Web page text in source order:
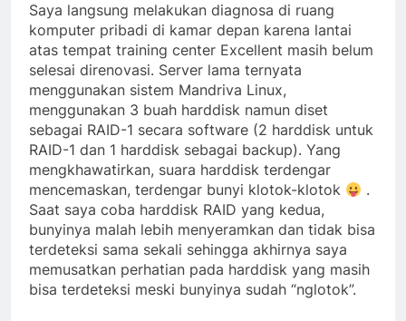
Saya langsung melakukan diagnosa di ruang
komputer pribadi di kamar depan karena lantai
atas tempat training center Excellent masih belum
selesai direnovasi. Server lama ternyata
menggunakan sistem Mandriva Linux,
menggunakan 3 buah harddisk namun diset
sebagai RAID-1 secara software (2 harddisk untuk
RAID-1 dan 1 harddisk sebagai backup). Yang
mengkhawatirkan, suara harddisk terdengar
mencemaskan, terdengar bunyi klotok-klotok
.
Saat saya coba harddisk RAID yang kedua,
bunyinya malah lebih menyeramkan dan tidak bisa
terdeteksi sama sekali sehingga akhirnya saya
memusatkan perhatian pada harddisk yang masih
bisa terdeteksi meski bunyinya sudah “nglotok”.